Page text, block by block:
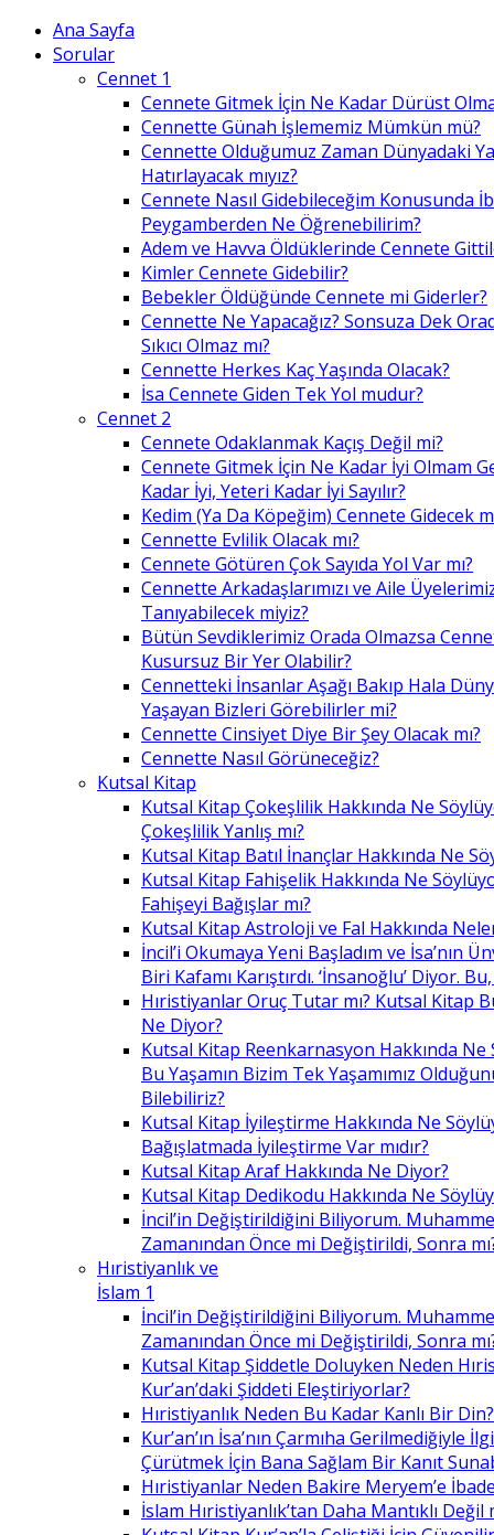
Ana Sayfa
Sorular
Cennet 1
Cennete Gitmek İçin Ne Kadar Dürüst
Cennette Günah İşlememiz Mümkün mü?
Cennette Olduğumuz Zaman Dünyadaki
Hatırlayacak mıyız?
Cennete Nasıl Gidebileceğim Konusunda
Peygamberden Ne Öğrenebilirim?
Adem ve Havva Öldüklerinde Cennete
Kimler Cennete Gidebilir?
Bebekler Öldüğünde Cennete mi Giderler?
Cennette Ne Yapacağız? Sonsuza Dek
Sıkıcı Olmaz mı?
Cennette Herkes Kaç Yaşında Olacak?
İsa Cennete Giden Tek Yol mudur?
Cennet 2
Cennete Odaklanmak Kaçış Değil mi?
Cennete Gitmek İçin Ne Kadar İyi Olmam
Kadar İyi, Yeteri Kadar İyi Sayılır?
Kedim (Ya Da Köpeğim) Cennete Gidecek
Cennette Evlilik Olacak mı?
Cennete Götüren Çok Sayıda Yol Var mı?
Cennette Arkadaşlarımızı ve Aile
Tanıyabilecek miyiz?
Bütün Sevdiklerimiz Orada Olmazsa
Kusursuz Bir Yer Olabilir?
Cennetteki İnsanlar Aşağı Bakıp Hala
Yaşayan Bizleri Görebilirler mi?
Cennette Cinsiyet Diye Bir Şey Olacak mı?
Cennette Nasıl Görüneceğiz?
Kutsal Kitap
Kutsal Kitap Çokeşlilik Hakkında Ne
Çokeşlilik Yanlış mı?
Kutsal Kitap Batıl İnançlar Hakkında Ne
Kutsal Kitap Fahişelik Hakkında Ne
Fahişeyi Bağışlar mı?
Kutsal Kitap Astroloji ve Fal Hakkında
İncil’i Okumaya Yeni Başladım ve İsa’nın
Biri Kafamı Karıştırdı. ‘İnsanoğlu’ Diyor.
Hıristiyanlar Oruç Tutar mı? Kutsal Kitap
Ne Diyor?
Kutsal Kitap Reenkarnasyon Hakkında Ne
Bu Yaşamın Bizim Tek Yaşamımız
Bilebiliriz?
Kutsal Kitap İyileştirme Hakkında Ne
Bağışlatmada İyileştirme Var mıdır?
Kutsal Kitap Araf Hakkında Ne Diyor?
Kutsal Kitap Dedikodu Hakkında Ne
İncil’in Değiştirildiğini Biliyorum.
Zamanından Önce mi Değiştirildi, Sonra
Hıristiyanlık ve
İslam 1
İncil’in Değiştirildiğini Biliyorum.
Zamanından Önce mi Değiştirildi, Sonra
Kutsal Kitap Şiddetle Doluyken Neden
Kur’an’daki Şiddeti Eleştiriyorlar?
Hıristiyanlık Neden Bu Kadar Kanlı Bir Din?
Kur’an’ın İsa’nın Çarmıha Gerilmediğiyle
Çürütmek İçin Bana Sağlam Bir Kanıt
Hıristiyanlar Neden Bakire Meryem’e
İslam Hıristiyanlık’tan Daha Mantıklı Değil